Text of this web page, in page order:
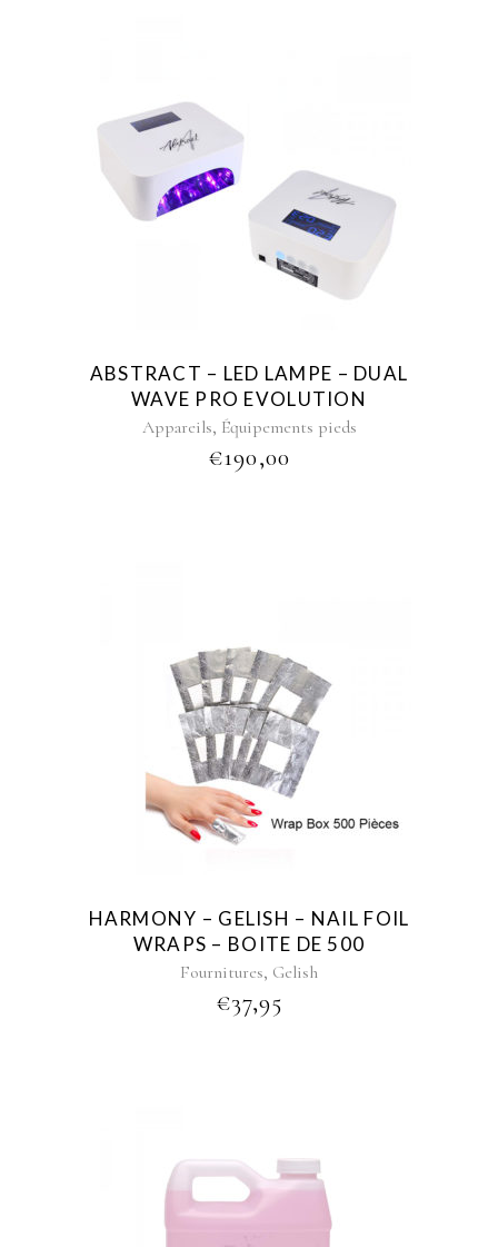
ABSTRACT – LED LAMPE – DUAL
WAVE PRO EVOLUTION
Appareils, Équipements pieds
€190,00
HARMONY – GELISH – NAIL FOIL
WRAPS – BOITE DE 500
Fournitures, Gelish
€37,95